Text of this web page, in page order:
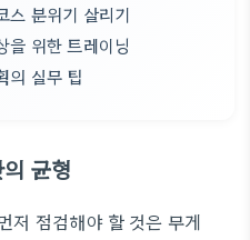
스 분위기 살리기
을 위한 트레이닝
의 실무 팁
균형
저 점검해야 할 것은 무게